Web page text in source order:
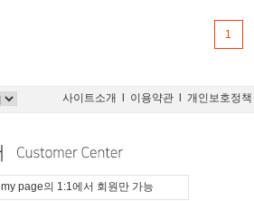
1
사이트소개 이용약관 개인보호정책
my page의 1:1에서 회원만 가능